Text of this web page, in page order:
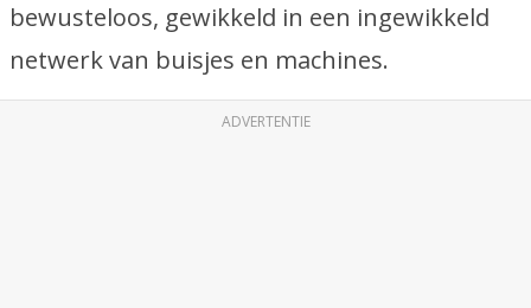
bewusteloos, gewikkeld in een ingewikkeld
netwerk van buisjes en machines.
ADVERTENTIE